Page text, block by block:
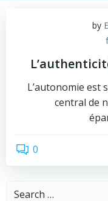
by
L’autonomie est
central de
0
Search